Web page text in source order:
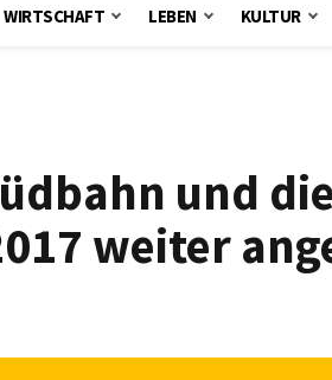
WIRTSCHAFT LEBEN KULTUR
und
weiter